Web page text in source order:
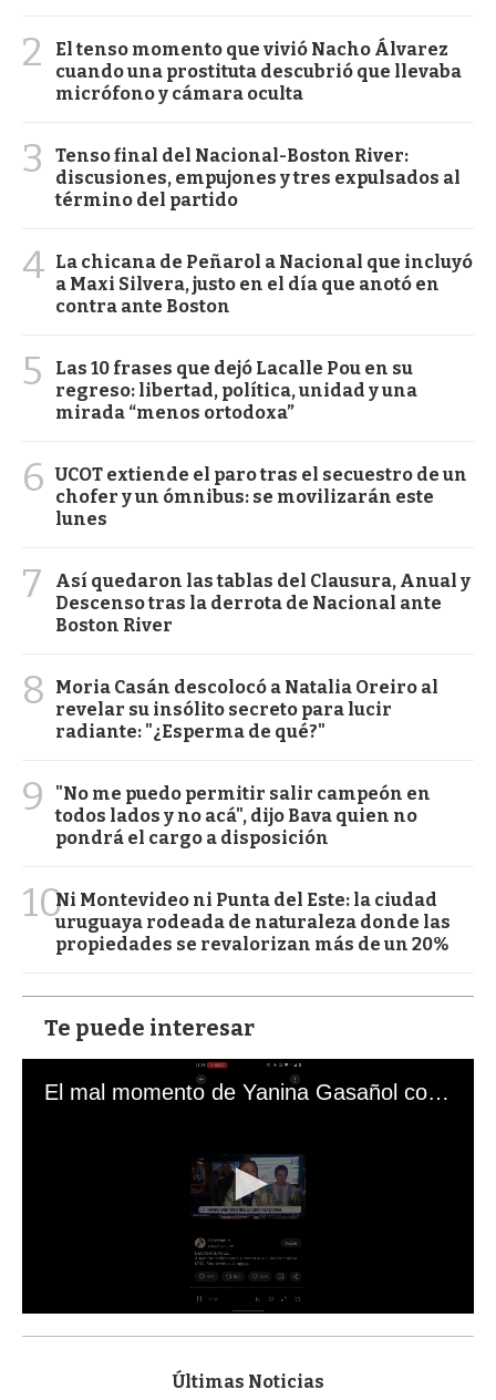
2
El tenso momento que vivió Nacho Álvarez
cuando una prostituta descubrió que llevaba
micrófono y cámara oculta
3
Tenso final del Nacional-Boston River:
discusiones, empujones y tres expulsados al
término del partido
4 La chicana de Peñarol a Nacional que incluyó
a Maxi Silvera, justo en el día que anotó en
contra ante Boston
5
Las 10 frases que dejó Lacalle Pou en su
regreso: libertad, política, unidad y una
mirada “menos ortodoxa”
6 UCOT extiende el paro tras el secuestro de un
chofer y un ómnibus: se movilizarán este
lunes
7
Así quedaron las tablas del Clausura, Anual y
Descenso tras la derrota de Nacional ante
Boston River
8
Moria Casán descolocó a Natalia Oreiro al
revelar su insólito secreto para lucir
radiante: "¿Esperma de qué?"
9
"No me puedo permitir salir campeón en
todos lados y no acá", dijo Bava quien no
pondrá el cargo a disposición
10Ni Montevideo ni Punta del Este: la ciudad
uruguaya rodeada de naturaleza donde las
propiedades se revalorizan más de un 20%
Te puede interesar
El mal momento de Yanina Gasañol con un hincha argentino en "Subrayado"
s
Últimas Noticias